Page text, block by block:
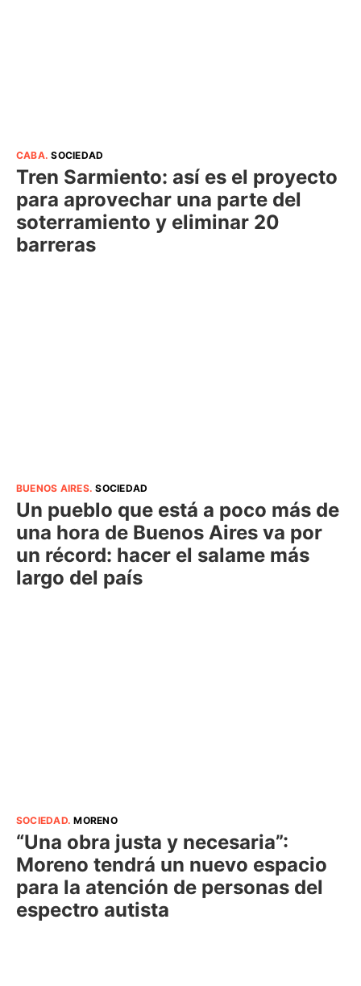
CABA.SOCIEDAD
Tren Sarmiento: así es el proyecto
para aprovechar una parte del
soterramiento y eliminar 20
barreras
BUENOS AIRES.SOCIEDAD
Un pueblo que está a poco más de
una hora de Buenos Aires va por
un récord: hacer el salame más
largo del país
SOCIEDAD.MORENO
“Una obra justa y necesaria”:
Moreno tendrá un nuevo espacio
para la atención de personas del
espectro autista